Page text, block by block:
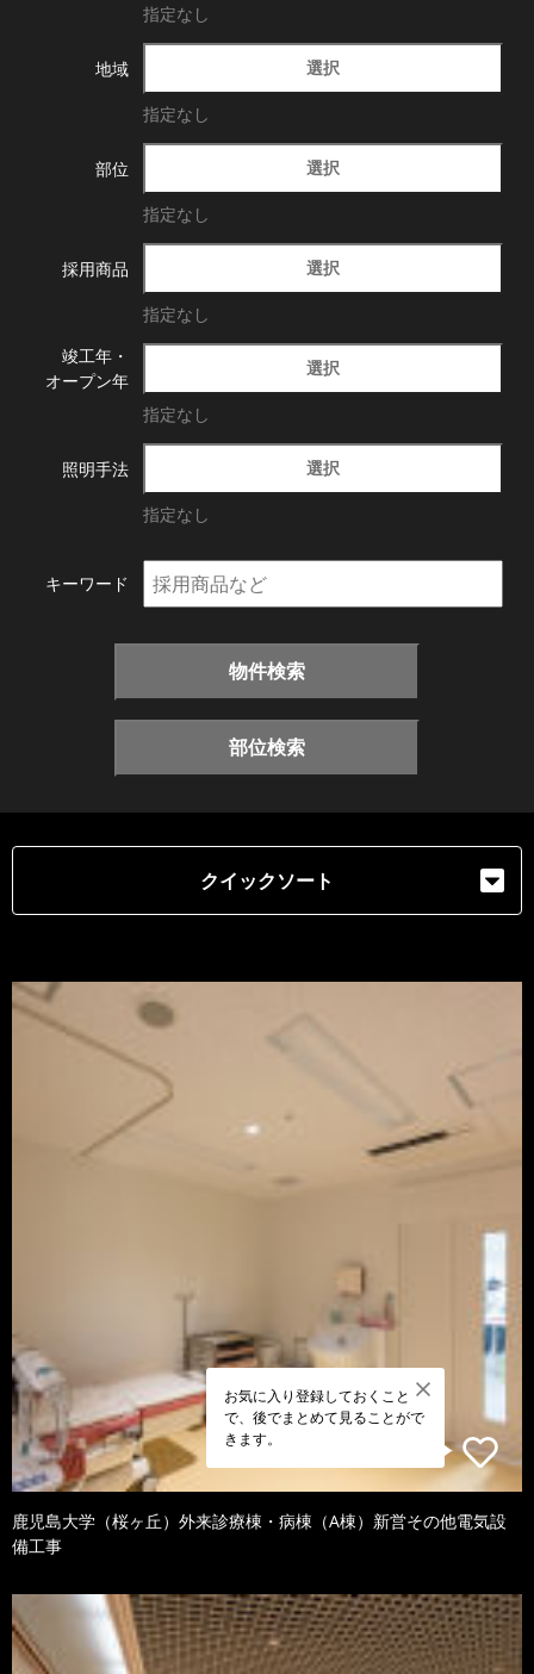
指定なし
地域 選択
指定なし
部位 選択
指定なし
採用商品 選択
指定なし
竣工年・
オープン年
選択
指定なし
照明手法 選択
指定なし
キーワード
物件検索
部位検索
クイックソート
お気に入り登録しておくこと
で、後でまとめて見ることがで
きます。
鹿児島大学（桜ヶ丘）外来診療棟・病棟（A棟）新営その他電気設
備工事